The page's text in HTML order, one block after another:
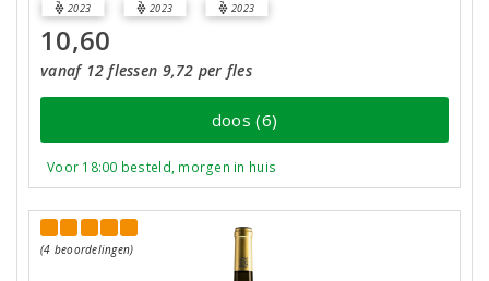
2023 2023 2023
10,60
vanaf 12 flessen 9,72 per fles
doos (6)
Voor 18:00 besteld, morgen in huis
(4 beoordelingen)